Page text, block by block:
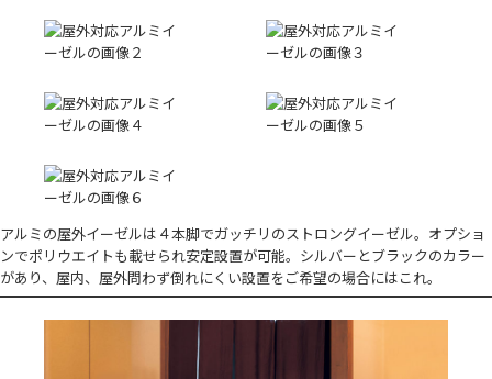
アルミの屋外イーゼルは４本脚でガッチリのストロングイーゼル。オプショ
ンでポリウエイトも載せられ安定設置が可能。シルバーとブラックのカラー
があり、屋内、屋外問わず倒れにくい設置をご希望の場合にはこれ。